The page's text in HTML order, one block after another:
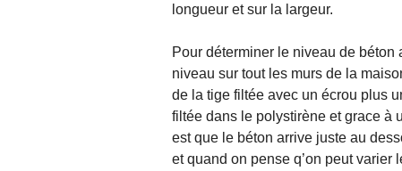
longueur et sur la largeur.
Pour déterminer le niveau de
niveau sur tout les murs de la
de la tige filtée avec un écrou plus
filtée dans le polystirène et grace à
est que le béton arrive juste au
et quand on pense q’on peut varier